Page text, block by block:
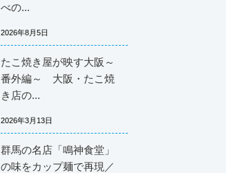
べの...
2026年8月5日
たこ焼き屋が映す大阪～
番外編～ 大阪・たこ焼
き店の...
2026年3月13日
群馬の名店「鳴神食堂」
の味をカップ麺で再現／